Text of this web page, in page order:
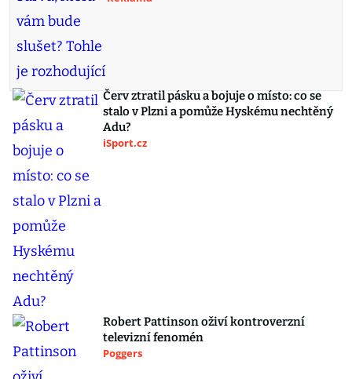
Červ ztratil pásku a bojuje o místo: co se
stalo v Plzni a pomůže Hyskému nechtěný
Adu?
iSport.cz
Robert Pattinson oživí kontroverzní
televizní fenomén
Poggers